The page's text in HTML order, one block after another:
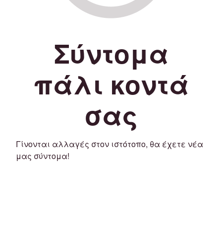
Σύντομα
πάλι κοντά
σας
Γίνονται αλλαγές στον ιστότοπο, θα έχετε νέα
μας σύντομα!